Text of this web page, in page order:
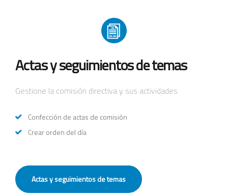
Actas y seguimientos de temas
Gestione la comisión directiva y sus actividades
Confección de actas de comisión
Crear orden del día
Actas y seguimientos de temas